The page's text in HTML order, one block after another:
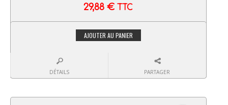
29,88€ TTC
AJOUTER AU PANIER
DÉTAILS PARTAGER